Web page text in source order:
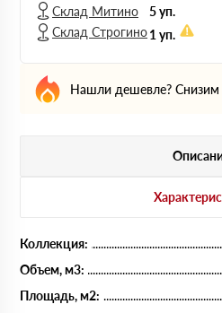
Склад Митино
5 уп.
Склад Строгино1 уп.
Нашли дешевле? Снизим
Коллекция:
Объем, м3:
Площадь, м2: